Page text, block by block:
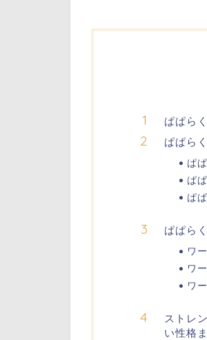
ぱぱら
ぱぱら
ぱ
ぱ
ぱ
ぱぱら
ワ
ワ
ワ
ストレ
い性格